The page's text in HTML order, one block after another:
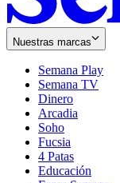
Nuestras marcas
Semana Play
Semana TV
Dinero
Arcadia
Soho
in
new
window
Fucsia
in
new
4 Patas
Educación